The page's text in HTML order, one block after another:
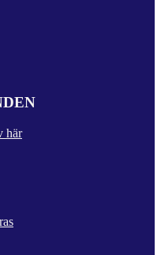
här